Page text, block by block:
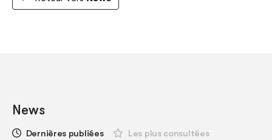
News
Dernières publiées Les plus consultées